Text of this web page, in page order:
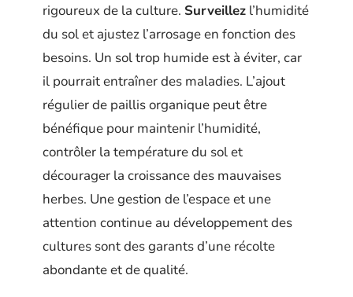
rigoureux de la culture. Surveillez l’humidité
du sol et ajustez l’arrosage en fonction des
besoins. Un sol trop humide est à éviter, car
il pourrait entraîner des maladies. L’ajout
régulier de paillis organique peut être
bénéfique pour maintenir l’humidité,
contrôler la température du sol et
décourager la croissance des mauvaises
herbes. Une gestion de l’espace et une
attention continue au développement des
cultures sont des garants d’une récolte
abondante et de qualité.